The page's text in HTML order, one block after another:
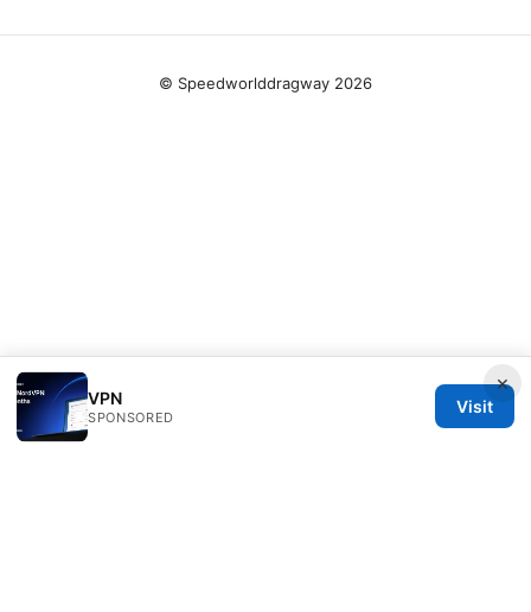
×
VPN
SPONSORED
Visit
© Speedworlddragway 2026